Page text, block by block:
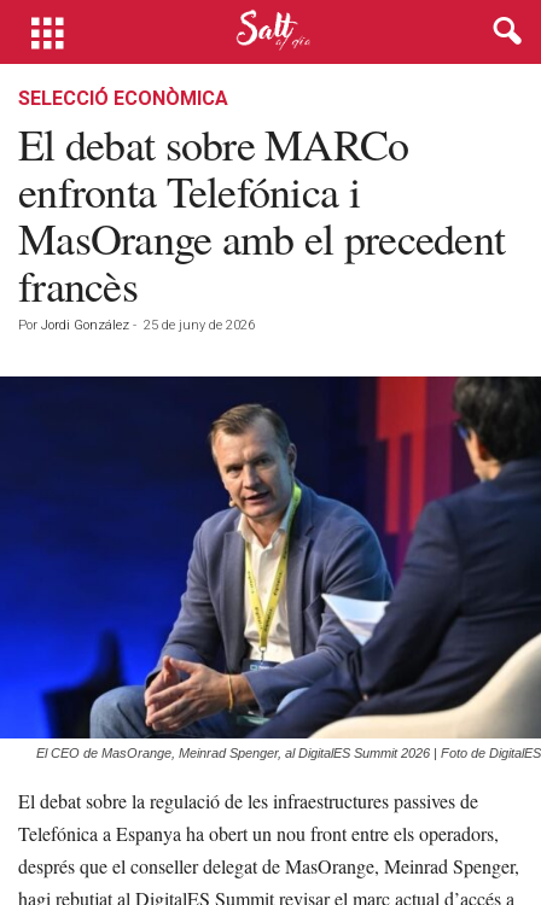
SELECCIÓ ECONÒMICA
El debat sobre MARCo
enfronta Telefónica i
MasOrange amb el precedent
francès
Por Jordi González - 25 de juny de 2026
El CEO de MasOrange, Meinrad Spenger, al DigitalES Summit 2026 | Foto de DigitalES
El debat sobre la regulació de les infraestructures passives de
Telefónica a Espanya ha obert un nou front entre els operadors,
després que el conseller delegat de MasOrange, Meinrad Spenger,
hagi rebutjat al DigitalES Summit revisar el marc actual d’accés a